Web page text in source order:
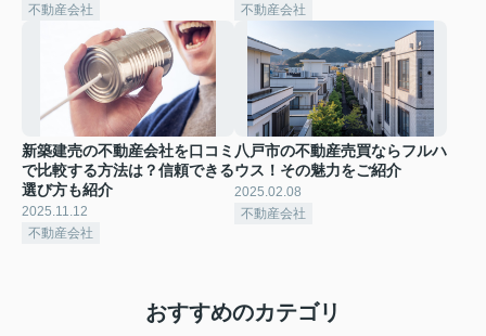
不動産会社
不動産会社
新築建売の不動産会社を口コミ
で比較する方法は？信頼できる
選び方も紹介
2025.11.12
不動産会社
八戸市の不動産売買ならフルハ
ウス！その魅力をご紹介
2025.02.08
不動産会社
おすすめのカテゴリ